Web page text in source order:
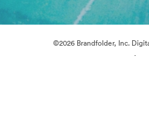
©2026 Brandfolder, Inc.
·